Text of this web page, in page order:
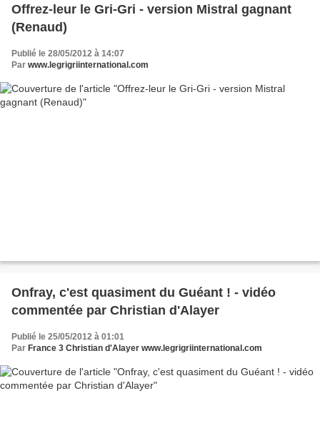
Offrez-leur le Gri-Gri - version Mistral gagnant
(Renaud)
Publié le 28/05/2012 à 14:07
Par www.legrigriinternational.com
Onfray, c'est quasiment du Guéant ! - vidéo
commentée par Christian d'Alayer
Publié le 25/05/2012 à 01:01
Par France 3 Christian d'Alayer www.legrigriinternational.com